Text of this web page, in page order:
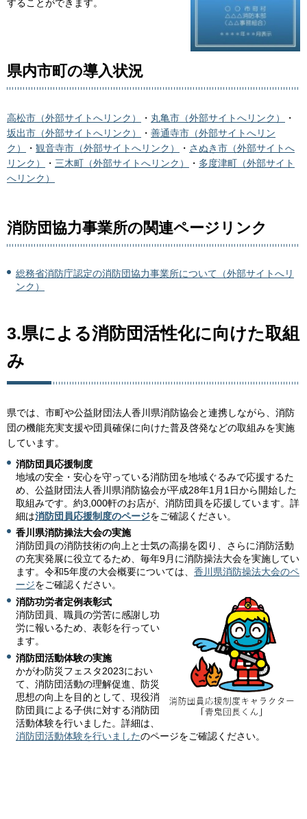
することができます。
県内市町の導入状況
高松市（外部サイトへリンク） ・ 丸亀市（外部サイトへリンク）
・
坂出市（外部サイトへリンク）
・ 善通寺市（外部サイトへリン
ク）
・ 観音寺市（外部サイトへリンク） ・ さぬき市（外部サイトへ
リンク）
・ 三木町（外部サイトへリンク） ・ 多度津町（外部サイト
へリンク）
消防団協力事業所の関連ページリンク
総務省消防庁認定の消防団協力事業所について（外部サイトへリ
ンク）
3.県による消防団活性化に向けた取組
み
県では、市町や公益財団法人香川県消防協会と連携しながら、消防
団の機能充実支援や団員確保に向けた普及啓発などの取組みを実施
しています。
消防団員応援制度
地域の安全・安心を守っている消防団を地域ぐるみで応援するた
め、公益財団法人香川県消防協会が平成28年1月1日から開始した
取組みです。約3,000軒のお店が、消防団員を応援しています。詳
細は消防団員応援制度のページをご確認ください。
香川県消防操法大会の実施
消防団員の消防技術の向上と士気の高揚を図り、さらに消防活動
の充実発展に役立てるため、毎年9月に消防操法大会を実施してい
ます。令和5年度の大会概要については、 香川県消防操法大会のペ
ージをご確認ください。
消防功労者定例表彰式
消防団員、職員の労苦に感謝し功
労に報いるため、表彰を行ってい
ます。
消防団活動体験の実施
かがわ防災フェスタ2023におい
て、消防団活動の理解促進、防災
思想の向上を目的として、現役消
防団員による子供に対する消防団
活動体験を行いました。詳細は、
消防団活動体験を行いましたのページをご確認ください。